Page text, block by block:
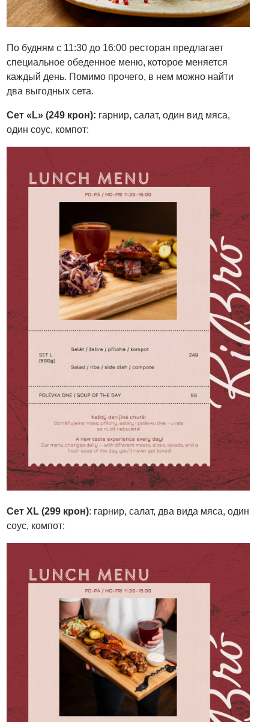
По будням с 11:30 до 16:00 ресторан предлагает
специальное обеденное меню, которое меняется
каждый день. Помимо прочего, в нем можно найти
два выгодных сета.
Сет «L» (249 крон): гарнир, салат, один вид мяса,
один соус, компот:
СетXL (299 крон): гарнир, салат, два вида мяса, один
соус, компот: